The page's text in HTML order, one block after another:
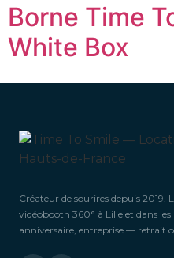
Borne Time
White Box
Créateur de sourires depuis
vidéobooth 360° à Lille et dans
anniversaire, entreprise — retrait